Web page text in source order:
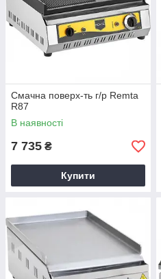
Смачна поверх-ть г/р Remta
R87
В наявності
7 735 ₴
Купити